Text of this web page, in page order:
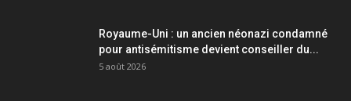
Royaume-Uni : un ancien néonazi condamné
pour antisémitisme devient conseiller du...
5 août 2026